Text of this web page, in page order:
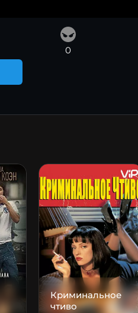
0
Криминальное
чтиво